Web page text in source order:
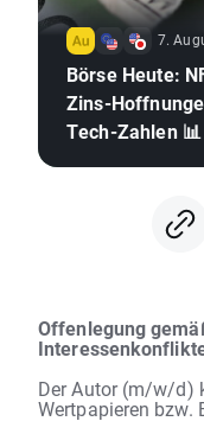
7.
Börse Heute:
Zins-
Tech-Zahlen 📊
Offenlegung
Der Autor (m/w/d)
Wertpapieren bzw.